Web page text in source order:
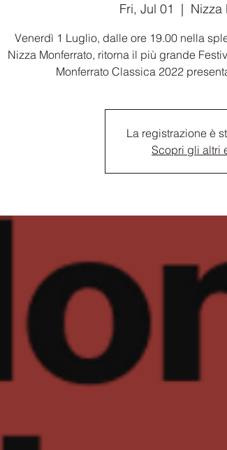
Fri, Jul 01
  |
Nizza
Venerdì 1 Luglio, dalle ore 19.00 nella
Nizza Monferrato, ritorna il più grande
Monferrato Classica 2022
La registrazione è
Scopri gli altri